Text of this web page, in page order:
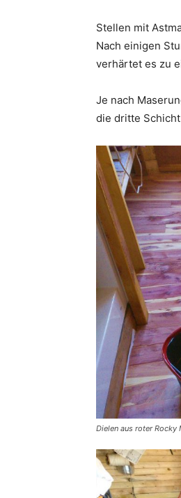
Stellen mit
Nach einigen
verhärtet es zu
Je nach
die dritte
Dielen aus roter